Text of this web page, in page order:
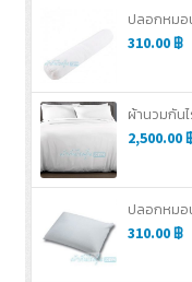
ปลอกหมอ
310.00฿
ผ้านวมกัน
2,500.00
ปลอกหมอน
310.00฿